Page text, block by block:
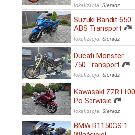
lokalizacja: Sieradz
Suzuki Bandit 650
ABS Transport
lokalizacja: Sieradz
Ducati Monster
750 Transport
lokalizacja: Sieradz
Kawasaki ZZR1100
Po Serwisie
lokalizacja: Sieradz
BMW R1150GS 1